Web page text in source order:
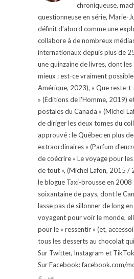
chroniqueuse,
questionneuse en série, Marie-
définit d’abord comme une
collabore à de nombreux
internationaux depuis plus de
une quinzaine de livres, dont les
mieux : est-ce vraiment possible
Amérique, 2023), « Que reste-
» (Éditions de l'Homme, 2019)
postales du Canada » (Michel
de diriger les deux tomes du
approuvé : le Québec en plus
extraordinaires » (Parfum
de coécrire « Le voyage pour
de tout », (Michel Lafon, 2015 /
le blogue Taxi-brousse en
soixantaine de pays, dont le
lasse pas de sillonner de long
voyagent pour voir le monde,
pour le « ressentir » (et,
tous les desserts au chocolat
Sur Twitter, Instagram et
Sur Facebook: facebook.com/